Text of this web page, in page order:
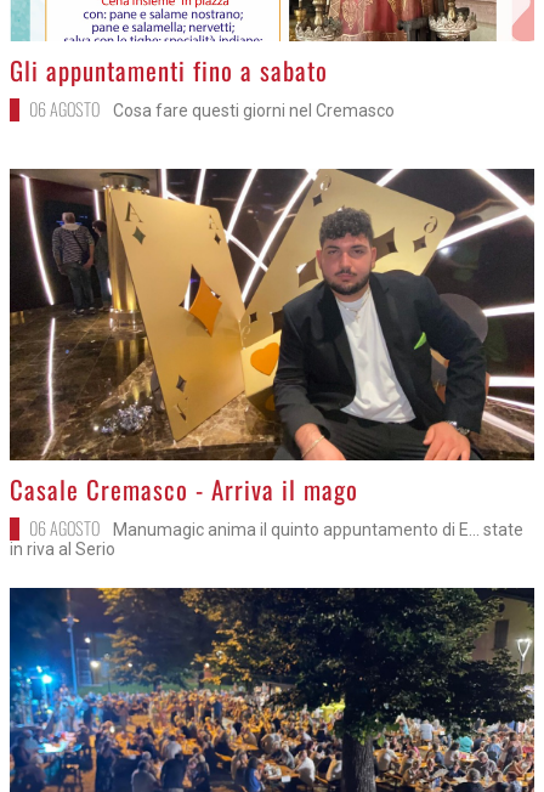
>
Gli appuntamenti fino a sabato
06 AGOSTO Cosa fare questi giorni nel Cremasco
>
Casale Cremasco - Arriva il mago
06 AGOSTO
Manumagic anima il quinto appuntamento di E... state
in riva al Serio